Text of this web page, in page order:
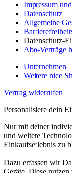
Impressum
Datenschutz
Allgemeine
Datenschutz-
Abo-Verträge
Unternehmen
Weitere nice
Vertrag widerrufen
Personalisiere dein
Nur mit deiner
und weitere
Einkaufserlebnis zu
Dazu erfassen wir